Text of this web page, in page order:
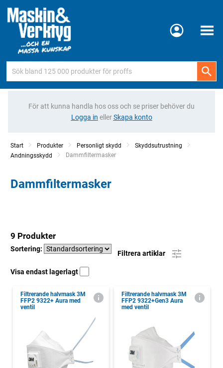
Meny
För att kunna handla hos oss och se priser behöver du
Logga in ellerSkapa konto
Start Produkter Personligt skydd
Skyddsutrustning
Andningsskydd
Current:
Dammfiltermasker
Dammfiltermasker
9 Produkter
Sortering:
Filtrera artiklar
Visa endast lagerlagt
Filtrerande halvmask 3M
FFP2 9322+ Aura med
ventil
Filtrerande halvmask 3M
FFP2 9322+Gen3 Aura
med ventil